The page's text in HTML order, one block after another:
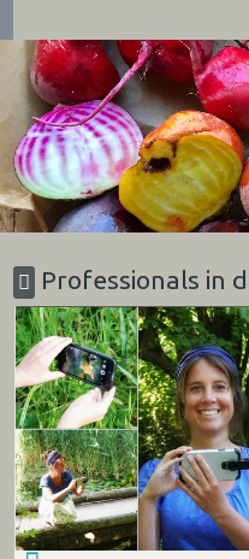
Professionals in